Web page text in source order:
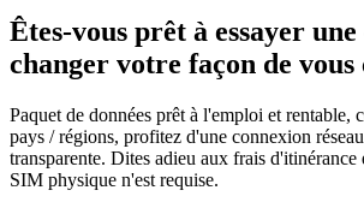
Êtes-vous prêt à essayer
changer votre façon de vous
Paquet de données prêt à l'emploi et rentable,
pays / régions, profitez d'une connexion
transparente. Dites adieu aux frais d'itinérance
SIM physique n'est requise.